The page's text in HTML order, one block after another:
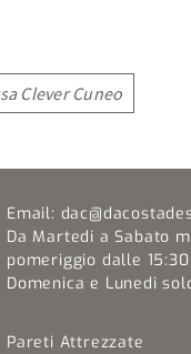
Clever Cuneo
Email:
Da Martedi a Sabato
pomeriggio dalle 15:30
Domenica e Lunedi
Pareti Attrezzate